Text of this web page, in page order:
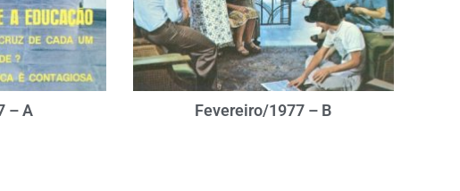
– A Fevereiro/1977 – B